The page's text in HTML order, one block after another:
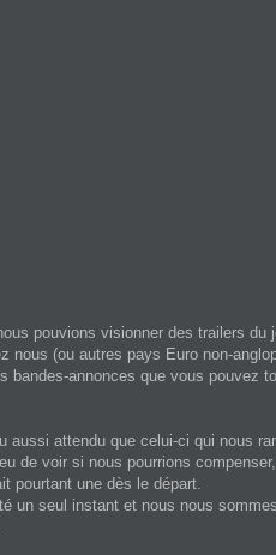
pouvions visionner des trailers du
(ou autres pays Euro non-
bandes-annonces que vous pouvez
aussi attendu que celui-ci qui nous
de voir si nous pourrions
pourtant une dès le départ.
un seul instant et nous nous